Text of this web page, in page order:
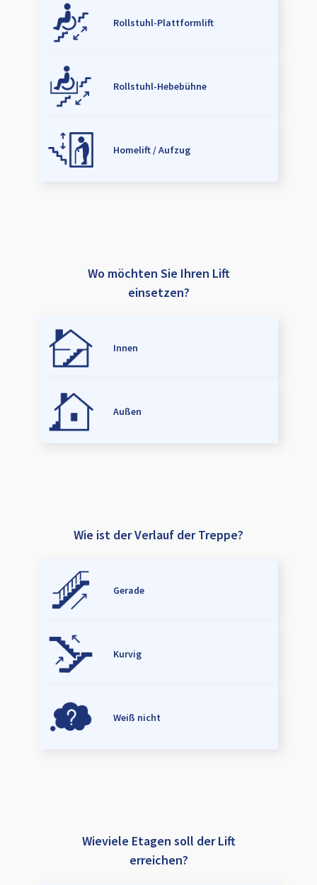
Rollstuhl-Plattformlift
Rollstuhl-Hebebühne
Homelift / Aufzug
Wo möchten Sie Ihren Lift
einsetzen?
Innen
Außen
Wie ist der Verlauf der Treppe?
Gerade
Kurvig
Weiß nicht
Wieviele Etagen soll der Lift
erreichen?